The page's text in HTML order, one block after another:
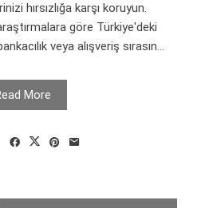
hırsızlığa karşı koruyun.
göre Türkiye'deki
veya alışveriş sırasın...
More